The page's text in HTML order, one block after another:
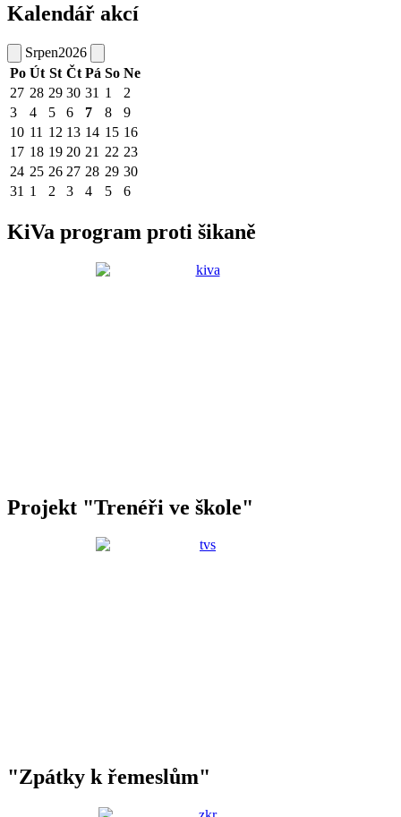
Kalendář akcí
Srpen2026
Po Út St Čt Pá So Ne
27 28 29 30 31 1
2
3
4 5 6 7 8
9
10 11 12 13 14 15 16
17 18 19 20 21 22 23
24 25 26 27 28 29 30
31 1 2 3 4 5 6
KiVa program proti šikaně
Projekt "Trenéři ve škole"
"Zpátky k řemeslům"